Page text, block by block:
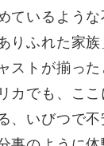
ているような
りふれた家
ストが揃った
カでも、こ
、いびつで